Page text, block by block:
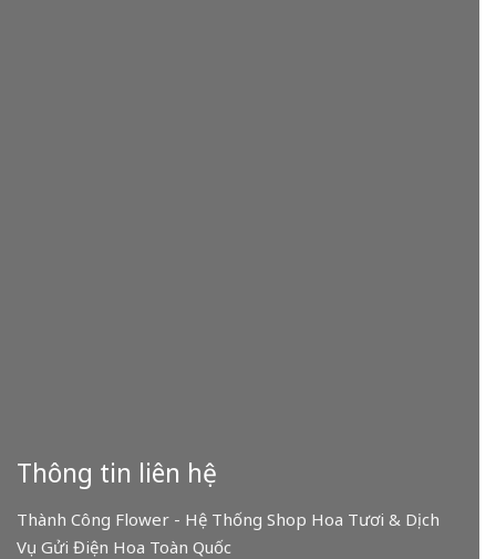
Thông tin liên hệ
Thành Công Flower - Hệ Thống Shop Hoa Tươi & Dịch
Vụ Gửi Điện Hoa Toàn Quốc